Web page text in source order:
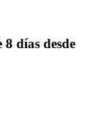
días desde